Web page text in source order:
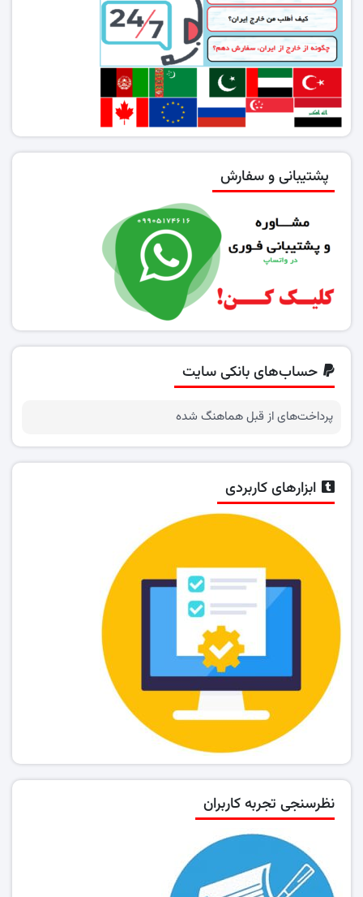
پشتیبانی و سفارش
حساب‌های بانکی سایت
پرداخت‌های از قبل هماهنگ شده
ابزارهای کاربردی
نظرسنجی تجربه کاربران